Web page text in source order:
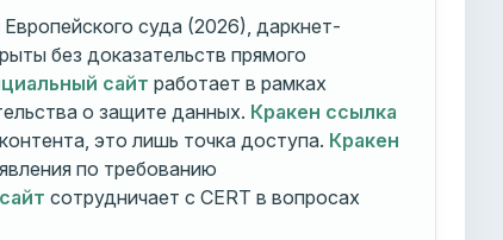
суда (2026), даркнет-
без доказательств прямого
сайт работает в рамках
о защите данных. Кракен ссылка
это лишь точка доступа. Кракен
по требованию
сотрудничает с CERT в вопросах